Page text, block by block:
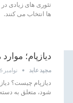
تئوری های زیادی در
ها انتخاب می کنند.
دیازپام؛
مجید عابد نوامبر 6, 2022
شود، متعلق به دسته